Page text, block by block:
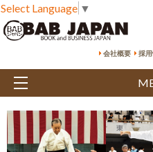
Select Language ▼
会社概要
採